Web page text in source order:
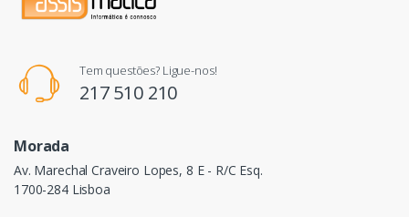
Tem questões? Ligue-nos!
217 510 210
Morada
Av. Marechal Craveiro Lopes, 8 E - R/C Esq.
1700-284 Lisboa